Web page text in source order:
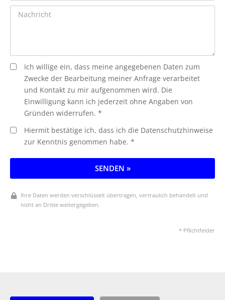
Ich willige ein, dass meine angegebenen Daten zum
Zwecke der Bearbeitung meiner Anfrage verarbeitet
und Kontakt zu mir aufgenommen wird. Die
Einwilligung kann ich jederzeit ohne Angaben von
Gründen widerrufen. *
Hiermit bestätige ich, dass ich die Datenschutzhinweise
zur Kenntnis genommen habe. *
SENDEN »
Ihre Daten werden verschlüsselt übertragen, vertraulich behandelt und
nicht an Dritte weitergegeben.
* Pflichtfelder